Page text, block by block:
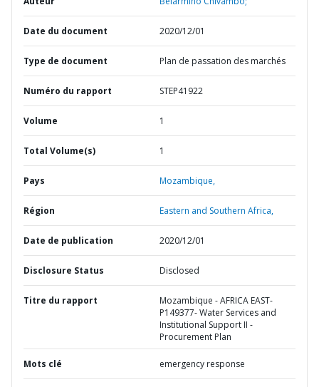
Date du document 2020/12/01
Type de document Plan de passation des marchés
Numéro du rapport STEP41922
Volume 1
Total Volume(s) 1
Pays Mozambique,
Région Eastern and Southern Africa,
Date de publication 2020/12/01
Disclosure Status Disclosed
Titre du rapport
Mozambique - AFRICA EAST-
P149377- Water Services and
Institutional Support II -
Procurement Plan
Mots clé emergency response